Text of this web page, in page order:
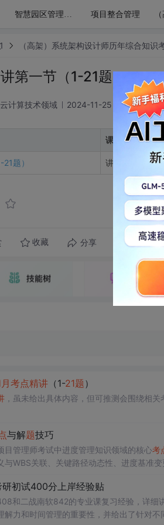
智慧园区管理解决方案设计 项目整合管理
（高架）系统架构设计师历年综合知识
第一节（1-21题）
计算技术领域 2024-11-25 00:03:28
课时知识点
题） 讲解1-21题，
收藏 分享 转发到动
月考点精讲（1-21题）
，虽未给出具体内容，但可推测会围绕相关
与解题技巧
目管理师考试中进度管理知识领域的核心考
与WBS关联、关键路径动态性、进度基准
初试400分上岸经验贴
和二战南软842的专业课复习经验，详细
解力和时间管理的重要性，并给出了针对不